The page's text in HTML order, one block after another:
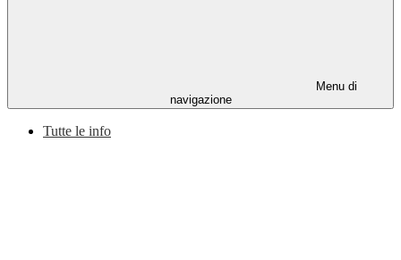
Menu di
navigazione
Tutte le info